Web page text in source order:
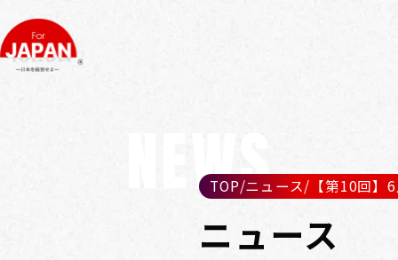
NEWS
ニュース
TOP/ニュース/ 【第10回